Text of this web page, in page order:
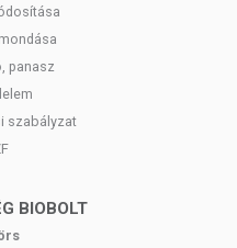
panasz
szabályzat
BIOBOLT